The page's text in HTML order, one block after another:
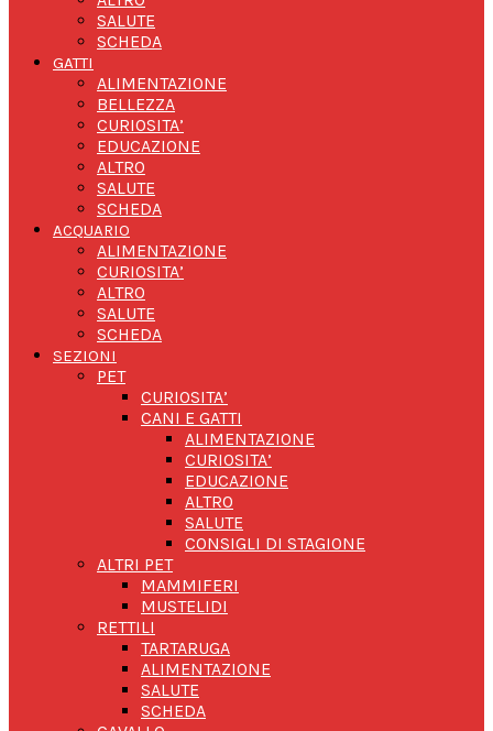
SALUTE
SCHEDA
GATTI
ALIMENTAZIONE
BELLEZZA
CURIOSITA’
EDUCAZIONE
ALTRO
SALUTE
SCHEDA
ACQUARIO
ALIMENTAZIONE
CURIOSITA’
ALTRO
SALUTE
SCHEDA
SEZIONI
PET
CURIOSITA’
CANI E GATTI
ALIMENTAZIONE
CURIOSITA’
EDUCAZIONE
ALTRO
SALUTE
CONSIGLI DI STAGIONE
ALTRI PET
MAMMIFERI
MUSTELIDI
RETTILI
TARTARUGA
ALIMENTAZIONE
SALUTE
SCHEDA